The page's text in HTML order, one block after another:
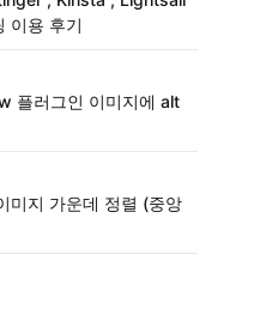
이용 후기
플러그인 이미지에 alt
미지 가운데 정렬 (중앙